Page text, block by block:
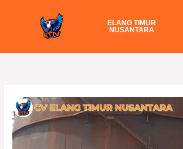
ELANG TIMUR
NUSANTARA